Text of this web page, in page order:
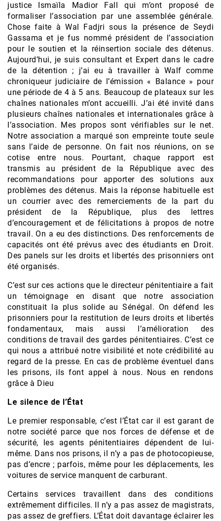
justice Ismaïla Madior Fall qui m’ont proposé de
formaliser l’association par une assemblée générale.
Chose faite à Wal Fadjri sous la présence de Seydi
Gassama et je fus nommé président de l’association
pour le soutien et la réinsertion sociale des détenus.
Aujourd’hui, je suis consultant et Expert dans le cadre
de la détention ; j’ai eu à travailler à Walf comme
chroniqueur judiciaire de l’émission « Balance » pour
une période de 4 à 5 ans. Beaucoup de plateaux sur les
chaînes nationales m’ont accueilli. J’ai été invité dans
plusieurs chaînes nationales et internationales grâce à
l’association. Mes propos sont vérifiables sur le net.
Notre association a marqué son empreinte toute seule
sans l’aide de personne. On fait nos réunions, on se
cotise entre nous. Pourtant, chaque rapport est
transmis au président de la République avec des
recommandations pour apporter des solutions aux
problèmes des détenus. Mais la réponse habituelle est
un courrier avec des remerciements de la part du
président de la République, plus des lettres
d’encouragement et de félicitations à propos de notre
travail. On a eu des distinctions. Des renforcements de
capacités ont été prévus avec des étudiants en Droit.
Des panels sur les droits et libertés des prisonniers ont
été organisés.
C’est sur ces actions que le directeur pénitentiaire a fait
un témoignage en disant que notre association
constituait la plus solide au Sénégal. On défend les
prisonniers pour la restitution de leurs droits et libertés
fondamentaux, mais aussi l’amélioration des
conditions de travail des gardes pénitentiaires. C’est ce
qui nous a attribué notre visibilité et note crédibilité au
regard de la presse. En cas de problème éventuel dans
les prisons, ils font appel à nous. Nous en rendons
grâce à Dieu
Le silence de l’État
Le premier responsable, c’est l’État car il est garant de
notre société parce que nos forces de défense et de
sécurité, les agents pénitentiaires dépendent de lui-
même. Dans nos prisons, il n’y a pas de photocopieuse,
pas d’encre ; parfois, même pour les déplacements, les
voitures de service manquent de carburant.
Certains services travaillent dans des conditions
extrêmement difficiles. Il n’y a pas assez de magistrats,
pas assez de greffiers. L’État doit davantage éclairer les